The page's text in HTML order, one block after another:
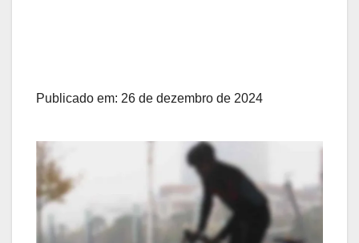
Publicado em: 26 de dezembro de 2024